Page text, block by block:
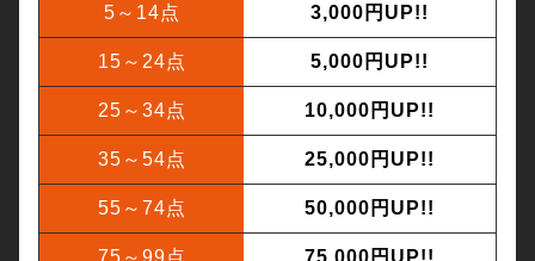
5～14点 3,000円UP!!
15～24点 5,000円UP!!
25～34点 10,000円UP!!
35～54点 25,000円UP!!
55～74点 50,000円UP!!
75～99点 75,000円UP!!